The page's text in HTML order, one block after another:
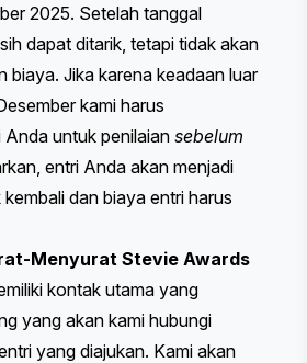
2025. Setelah tanggal
dapat ditarik, tetapi tidak akan
biaya. Jika karena keadaan luar
kami harus
Anda untuk penilaian sebelum
entri Anda akan menjadi
dan biaya entri harus
Menyurat Stevie Awards
kontak utama yang
yang akan kami hubungi
yang diajukan. Kami akan